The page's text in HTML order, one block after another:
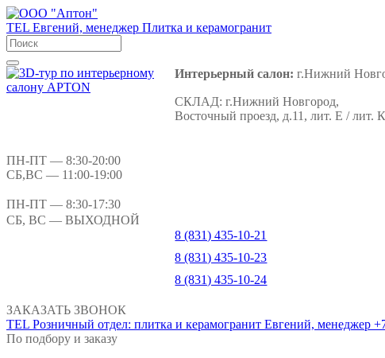
TEL Евгений, менеджер Плитка и керамогранит
Интерьерный салон: г.Нижний
СКЛАД: г.Нижний Новгород,
Восточный проезд, д.11, лит. Е / лит. К
ПН-ПТ — 8:30-20:00
СБ,ВС — 11:00-19:00
ПН-ПТ — 8:30-17:30
СБ, ВС — ВЫХОДНОЙ
8 (831) 435-10-21
8 (831) 435-10-23
8 (831) 435-10-24
ЗАКАЗАТЬ ЗВОНОК
TEL Розничный отдел: плитка и керамогранит Евгений, менеджер
По подбору и заказу